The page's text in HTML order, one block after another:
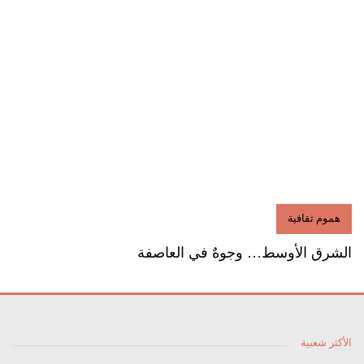
هموم ثقافية
الشرق الأوسط… وجوهٌ في العاصفة
الأكثر شعبية